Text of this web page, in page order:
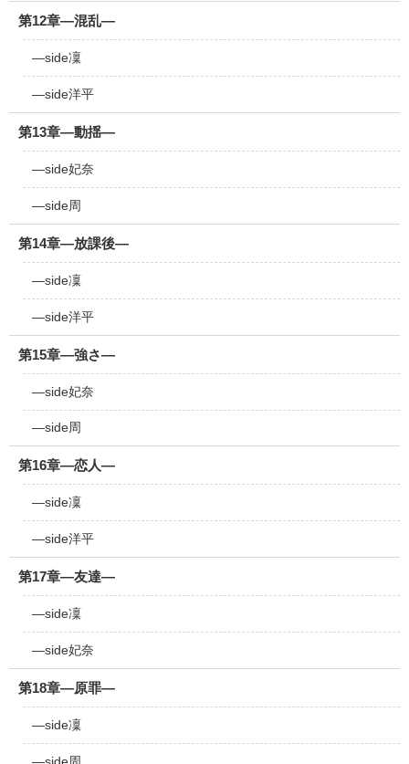
第12章―混乱―
―side凜
―side洋平
第13章―動揺―
―side妃奈
―side周
第14章―放課後―
―side凜
―side洋平
第15章―強さ―
―side妃奈
―side周
第16章―恋人―
―side凜
―side洋平
第17章―友達―
―side凜
―side妃奈
第18章―原罪―
―side凜